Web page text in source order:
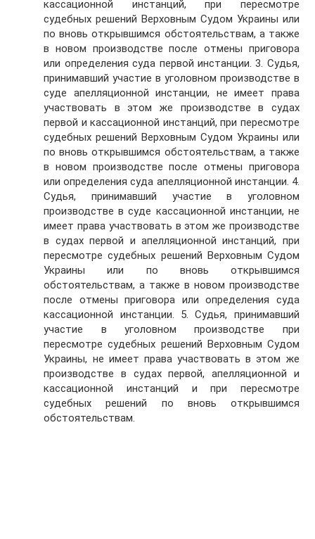
кассационной инстанций, при пересмотре
судебных решений Верховным Судом Украины или
по вновь открывшимся обстоятельствам, а также
в новом производстве после отмены приговора
или определения суда первой инстанции. 3. Судья,
принимавший участие в уголовном производстве в
суде апелляционной инстанции, не имеет права
участвовать в этом же производстве в судах
первой и кассационной инстанций, при пересмотре
судебных решений Верховным Судом Украины или
по вновь открывшимся обстоятельствам, а также
в новом производстве после отмены приговора
или определения суда апелляционной инстанции. 4.
Судья, принимавший участие в уголовном
производстве в суде кассационной инстанции, не
имеет права участвовать в этом же производстве
в судах первой и апелляционной инстанций, при
пересмотре судебных решений Верховным Судом
Украины или по вновь открывшимся
обстоятельствам, а также в новом производстве
после отмены приговора или определения суда
кассационной инстанции. 5. Судья, принимавший
участие в уголовном производстве при
пересмотре судебных решений Верховным Судом
Украины, не имеет права участвовать в этом же
производстве в судах первой, апелляционной и
кассационной инстанций и при пересмотре
судебных решений по вновь открывшимся
обстоятельствам.